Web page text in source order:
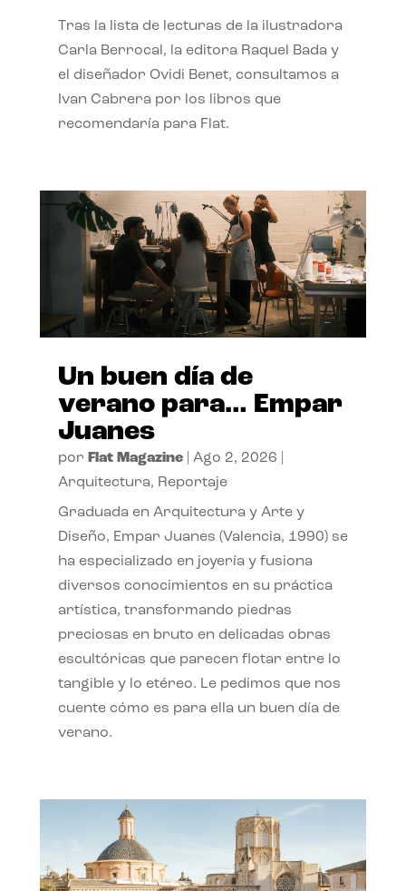
Tras la lista de lecturas de la ilustradora
Carla Berrocal, la editora Raquel Bada y
el diseñador Ovidi Benet, consultamos a
Ivan Cabrera por los libros que
recomendaría para Flat.
Un buen día de
verano para… Empar
Juanes
por Flat Magazine| Ago 2, 2026
Arquitectura, Reportaje
Graduada en Arquitectura y Arte y
Diseño, Empar Juanes (Valencia, 1990) se
ha especializado en joyería y fusiona
diversos conocimientos en su práctica
artística, transformando piedras
preciosas en bruto en delicadas obras
escultóricas que parecen flotar entre lo
tangible y lo etéreo. Le pedimos que nos
cuente cómo es para ella un buen día de
verano.